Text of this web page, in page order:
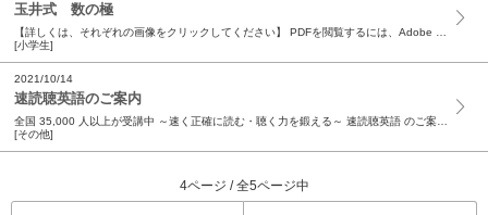
玉井式 数の極
[小学生]
2021/10/14
速読聴英語のご案内
全国 35,000 人以上が受講中 ～速く正確に読む・聴く力を鍛える～ 速読聴英語 のご案内 お待たせしました！英語力強化の決定版【速読聴英語】 全校舎で受講スタートしました！ 中学で習う語彙...
[その他]
4ページ / 全5ページ中